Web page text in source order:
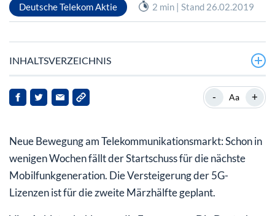
Deutsche Telekom Aktie 2 min | Stand 26.02.2019
INHALTSVERZEICHNIS
Drillisch als Garant für Billigpreise?
Zulieferer könnten profitieren
- Aa +
Neue Bewegung am Telekommunikationsmarkt: Schon in
wenigen Wochen fällt der Startschuss für die nächste
Mobilfunkgeneration. Die Versteigerung der 5G-
Lizenzen ist für die zweite Märzhälfte geplant.